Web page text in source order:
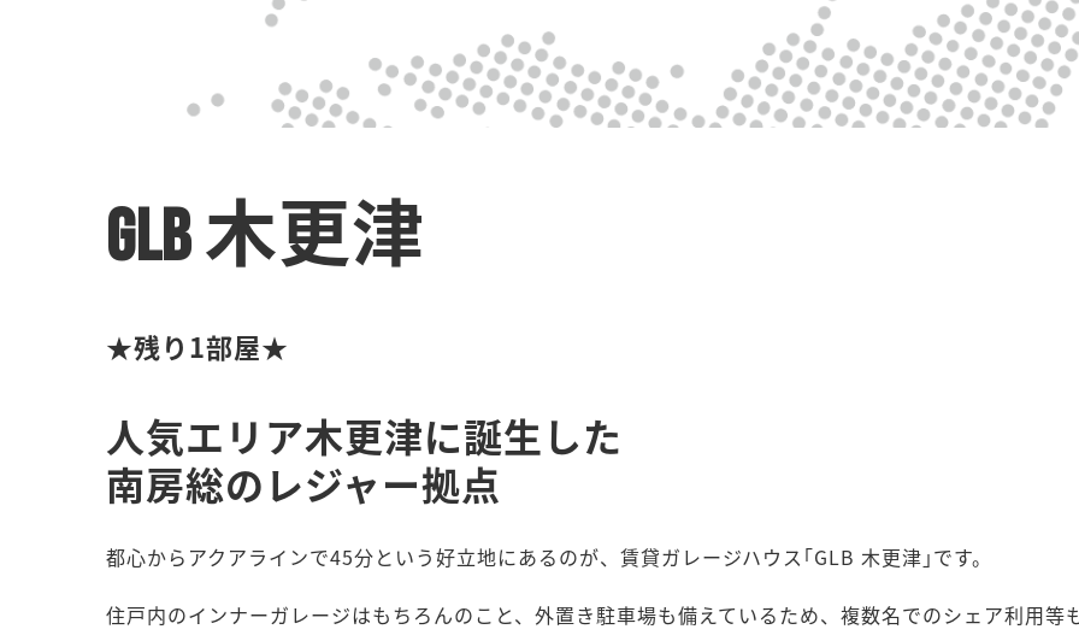
GLB 木更津
★残り1部屋★
人気エリア木更津に誕生した
南房総のレジャー拠点
都心からアクアラインで45分という好立地にあるのが、賃貸ガレージハウス｢GLB 木更津｣です。
住戸内のインナーガレージはもちろんのこと、外置き駐車場も備えているため、複数名でのシェア利用等